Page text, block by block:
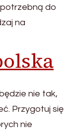
potrzebną do
na
nie tak,
Przygotuj się
nie